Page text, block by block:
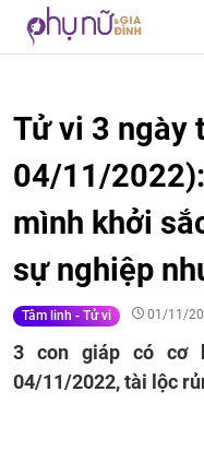
Tử vi 3 ngày
04/11/
mình khởi
sự nghiệp
Tâm linh - Tử vi 01/11/
3 con giáp có cơ
04/11/2022, tài lộc